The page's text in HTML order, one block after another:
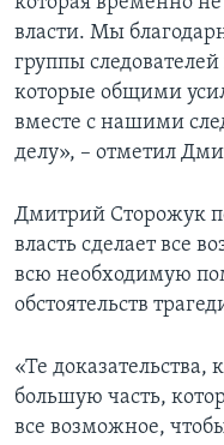
власти. Мы
группы
которые общими
вместе с нашими
делу», – отметил
Дмитрий Сторожук
власть сделает все
всю необходимую
обстоятельств
«Те
большую часть,
все возможное,